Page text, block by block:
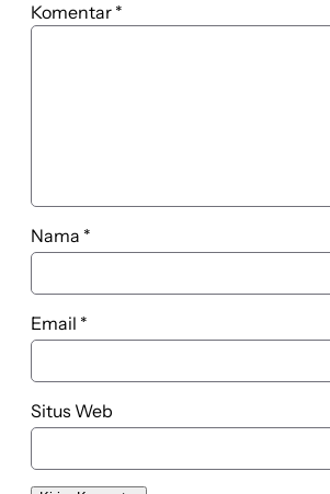
Komentar *
Nama *
Email *
Situs Web